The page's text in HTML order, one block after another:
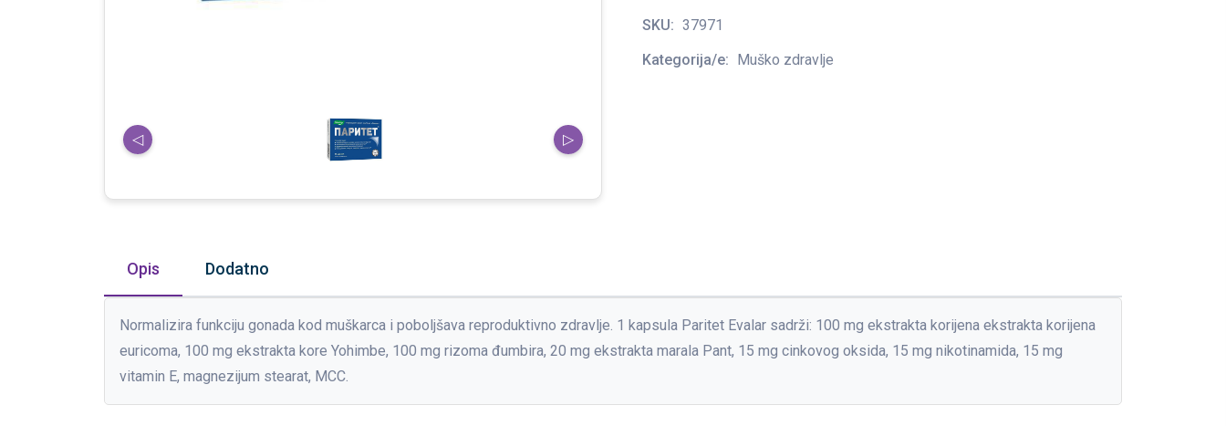
◁ ▷
SKU: 37971
Kategorija/e: Muško zdravlje
Opis Dodatno
Normalizira funkciju gonada kod muškarca i poboljšava reproduktivno zdravlje. 1 kapsula Paritet Evalar sadrži: 100 mg ekstrakta korijena ekstrakta korijena
euricoma, 100 mg ekstrakta kore Yohimbe, 100 mg rizoma đumbira, 20 mg ekstrakta marala Pant, 15 mg cinkovog oksida, 15 mg nikotinamida, 15 mg
vitamin E, magnezijum stearat, MCC.